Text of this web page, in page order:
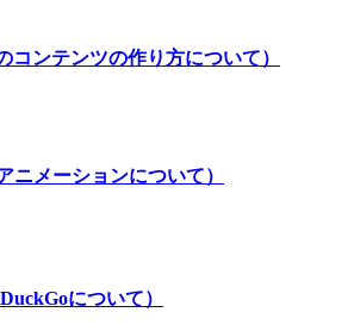
ンテンツの作り方について）
メーションについて）
について）